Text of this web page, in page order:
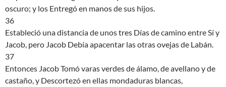
oscuro; y los Entregó en manos de sus hijos.
36
Estableció una distancia de unos tres Días de camino entre Sí y
Jacob, pero Jacob Debía apacentar las otras ovejas de Labán.
37
Entonces Jacob Tomó varas verdes de álamo, de avellano y de
castaño, y Descortezó en ellas mondaduras blancas,